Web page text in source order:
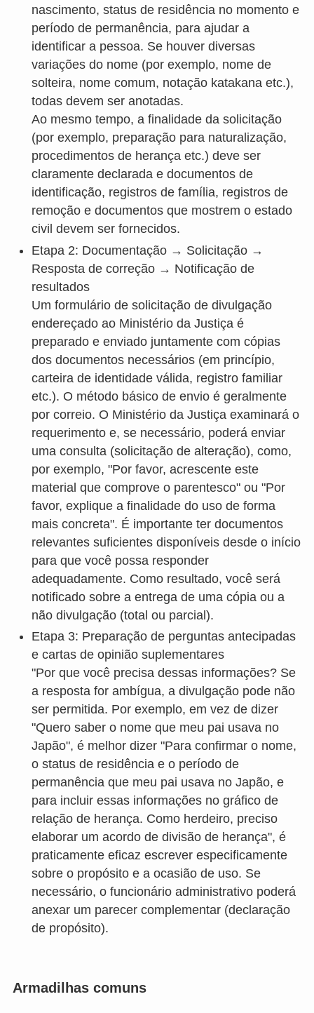
nascimento, status de residência no momento e
período de permanência, para ajudar a
identificar a pessoa. Se houver diversas
variações do nome (por exemplo, nome de
solteira, nome comum, notação katakana etc.),
todas devem ser anotadas.
Ao mesmo tempo, a finalidade da solicitação
(por exemplo, preparação para naturalização,
procedimentos de herança etc.) deve ser
claramente declarada e documentos de
identificação, registros de família, registros de
remoção e documentos que mostrem o estado
civil devem ser fornecidos.
Etapa 2: Documentação → Solicitação →
Resposta de correção → Notificação de
resultados
Um formulário de solicitação de divulgação
endereçado ao Ministério da Justiça é
preparado e enviado juntamente com cópias
dos documentos necessários (em princípio,
carteira de identidade válida, registro familiar
etc.). O método básico de envio é geralmente
por correio. O Ministério da Justiça examinará o
requerimento e, se necessário, poderá enviar
uma consulta (solicitação de alteração), como,
por exemplo, "Por favor, acrescente este
material que comprove o parentesco" ou "Por
favor, explique a finalidade do uso de forma
mais concreta". É importante ter documentos
relevantes suficientes disponíveis desde o início
para que você possa responder
adequadamente. Como resultado, você será
notificado sobre a entrega de uma cópia ou a
não divulgação (total ou parcial).
Etapa 3: Preparação de perguntas antecipadas
e cartas de opinião suplementares
"Por que você precisa dessas informações? Se
a resposta for ambígua, a divulgação pode não
ser permitida. Por exemplo, em vez de dizer
"Quero saber o nome que meu pai usava no
Japão", é melhor dizer "Para confirmar o nome,
o status de residência e o período de
permanência que meu pai usava no Japão, e
para incluir essas informações no gráfico de
relação de herança. Como herdeiro, preciso
elaborar um acordo de divisão de herança", é
praticamente eficaz escrever especificamente
sobre o propósito e a ocasião de uso. Se
necessário, o funcionário administrativo poderá
anexar um parecer complementar (declaração
de propósito).
Armadilhas comuns